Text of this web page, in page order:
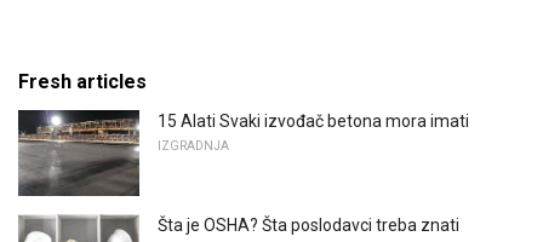
Fresh articles
15 Alati Svaki izvođač betona mora imati
IZGRADNJA
Šta je OSHA? Šta poslodavci treba znati